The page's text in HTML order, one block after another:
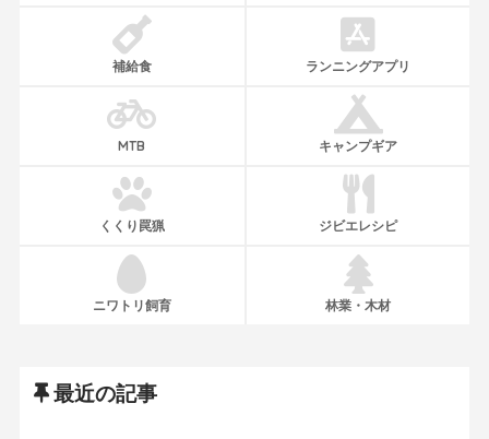
補給食 ランニングアプリ
MTB キャンプギア
くくり罠猟 ジビエレシピ
ニワトリ飼育 林業・木材
最近の記事